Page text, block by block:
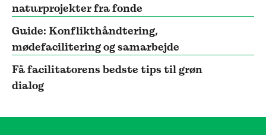
naturprojekter fra fonde
Guide: Konflikthåndtering,
mødefacilitering og samarbejde
Få facilitatorens bedste tips til grøn
dialog